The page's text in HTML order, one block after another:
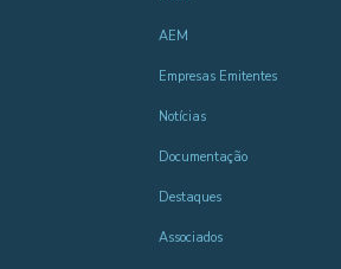
AEM
Empresas Emitentes
Notícias
Documentação
Destaques
Associados